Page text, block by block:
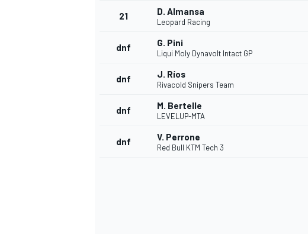
21 D. Almansa
Leopard Racing
dnf G. Pini
Liqui Moly Dynavolt Intact GP
dnf J. Ríos
Rivacold Snipers Team
dnf M. Bertelle
LEVELUP-MTA
dnf V. Perrone
Red Bull KTM Tech 3